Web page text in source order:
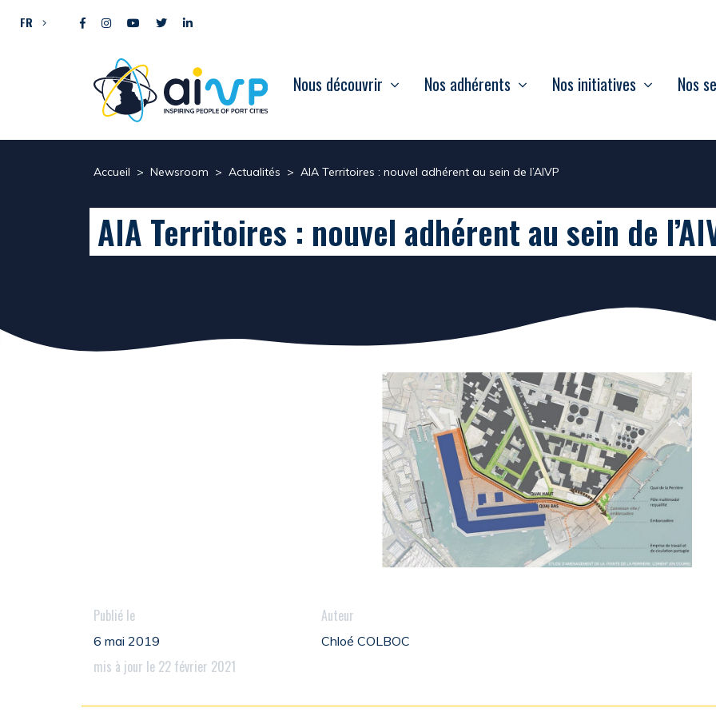
FR
Nous découvrir Nos adhérents Nos initiatives Nos
Accueil > Newsroom > Actualités > AIA Territoires : nouvel adhérent au sein de l’AIVP
AIA Territoires : nouvel adhérent au sein de
Publié le
6 mai 2019
mis à jour le 22 février 2021
Auteur
Chloé COLBOC